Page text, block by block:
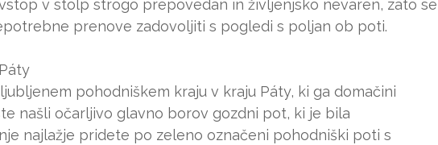
v stolp strogo prepovedan in življenjsko nevaren, zato se
prenove zadovoljiti s pogledi s poljan ob poti.
pohodniškem kraju v kraju Páty, ki ga domačini
našli očarljivo glavno borov gozdni pot, ki je bila
najlažje pridete po zeleno označeni pohodniški poti s